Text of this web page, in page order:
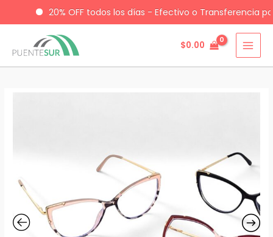
20% OFF todos los días - Efectivo o Transferencia por
$0.00